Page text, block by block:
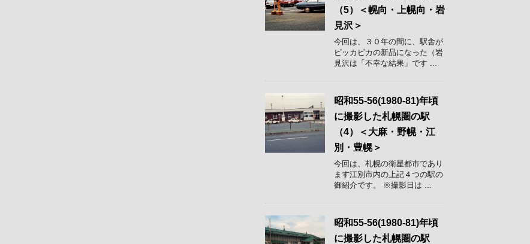
（5）＜幌向・上幌向・岩
見沢＞
今回は、３０年の間に、駅舎が
ピッカピカの新品になった（岩
見沢は「不幸な結果」です ...
昭和55-56(1980-81)年頃
に撮影した札幌圏の駅
（4）＜大麻・野幌・江
別・豊幌＞
今回は、札幌の衛星都市であり
ます江別市内の上記４つの駅の
御紹介です。 ※撮影日は ...
昭和55-56(1980-81)年頃
に撮影した札幌圏の駅